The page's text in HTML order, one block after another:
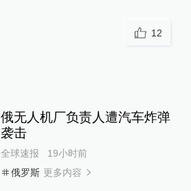
12
俄无人机厂负责人遭汽车炸弹
袭击
全球速报
19小时前
俄罗斯 更多内容